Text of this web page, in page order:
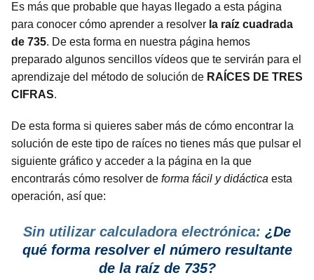
Es más que probable que hayas llegado a esta página
para conocer cómo aprender a resolver la raíz cuadrada
de 735. De esta forma en nuestra página hemos
preparado algunos sencillos vídeos que te servirán para el
aprendizaje del método de solución de RAÍCES DE TRES
CIFRAS.
De esta forma si quieres saber más de cómo encontrar la
solución de este tipo de raíces no tienes más que pulsar el
siguiente gráfico y acceder a la página en la que
encontrarás cómo resolver de forma fácil y didáctica esta
operación, así que:
Sin utilizar calculadora electrónica: ¿De
qué forma resolver el número resultante
de la raíz de 735?